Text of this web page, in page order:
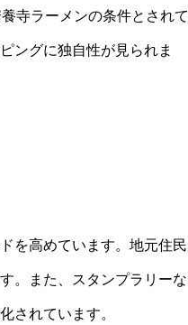
寺ラーメンの条件とされて
ングに独自性が見られま
を高めています。地元住民
。また、スタンプラリーな
されています。